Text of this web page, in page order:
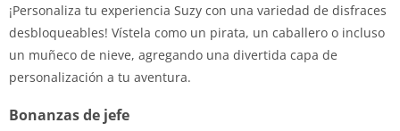
¡Personaliza tu experiencia Suzy con una variedad de disfraces
desbloqueables! Vístela como un pirata, un caballero o incluso
un muñeco de nieve, agregando una divertida capa de
personalización a tu aventura.
Bonanzas de jefe